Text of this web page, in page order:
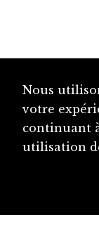
Nous
votre
continuant
utilisation